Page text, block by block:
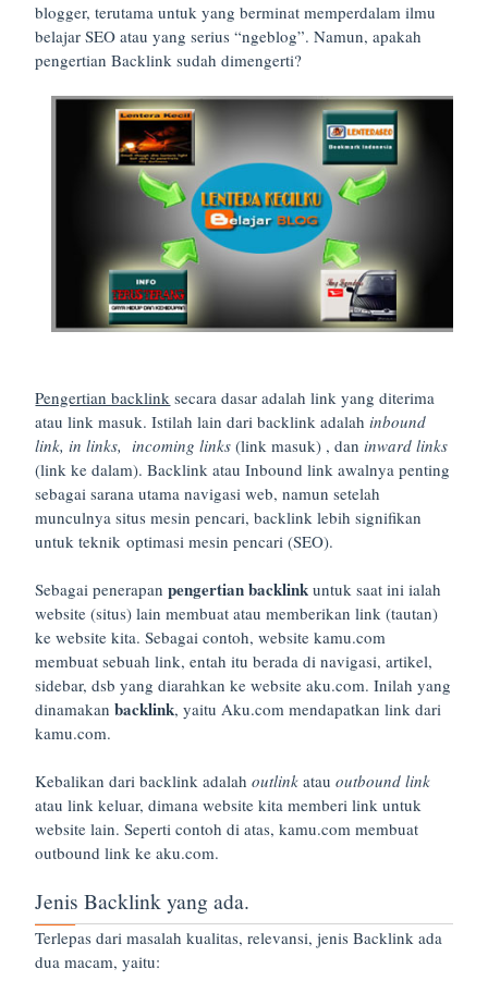
blogger, terutama untuk yang berminat memperdalam ilmu
belajar SEO atau yang serius “ngeblog”. Namun, apakah
pengertian Backlink sudah dimengerti?
Pengertian backlink secara dasar adalah link yang diterima
atau link masuk. Istilah lain dari backlink adalahinbound
link, in links, incoming links (link masuk) , daninward links
(link ke dalam). Backlink atau Inbound link awalnya penting
sebagai sarana utama navigasi web, namun setelah
munculnya situs mesin pencari, backlink lebih signifikan
untuk teknik optimasi mesin pencari (SEO).
Sebagai penerapanpengertian backlink untuk saat ini ialah
website (situs) lain membuat atau memberikan link (tautan)
ke website kita. Sebagai contoh, website kamu.com
membuat sebuah link, entah itu berada di navigasi, artikel,
sidebar, dsb yang diarahkan ke website aku.com. Inilah yang
dinamakanbacklink, yaitu Aku.com mendapatkan link dari
kamu.com.
Kebalikan dari backlink adalahoutlink atauoutbound link
atau link keluar, dimana website kita memberi link untuk
website lain. Seperti contoh di atas, kamu.com membuat
outbound link ke aku.com.
Jenis Backlink yang ada.
Terlepas dari masalah kualitas, relevansi, jenis Backlink ada
dua macam, yaitu: